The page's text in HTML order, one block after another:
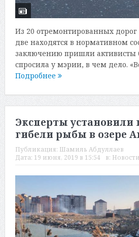
Из 20 отремонтированных дорог
две находятся в нормативном
заключению пришли активисты
спросила у мэрии, в чем дело.
Подробнее
Эксперты установили
гибели рыбы в озере
Публикация: Шамиль Абдуллаев
Дата: 19 июня, 2019 в 15:54 в: Новости